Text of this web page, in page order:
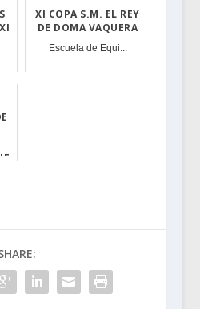
XI COPA S.M. EL REY
DE DOMA VAQUERA
Escuela de Equi...